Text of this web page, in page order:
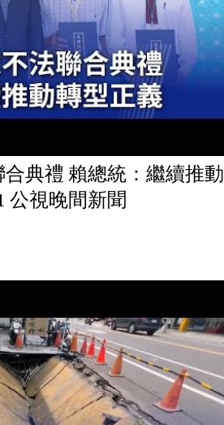
典禮 賴總統：繼續推動
公視晚間新聞